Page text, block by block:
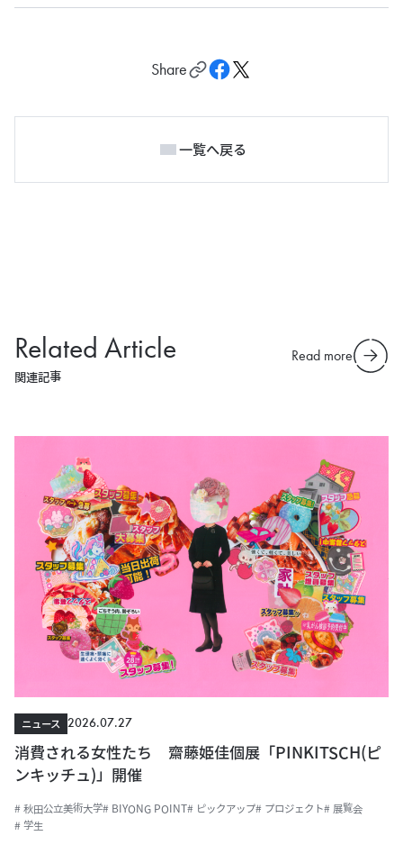
Share
一覧へ戻る
Related Article
関連記事
Read more
ニュース
2026.07.27
消費される女性たち 齋藤姫佳個展「PINKITSCH(ピ
ンキッチュ)」開催
# 秋田公立美術大学# BIYONG POINT# ピックアップ# プロジェクト# 展覧会
# 学生